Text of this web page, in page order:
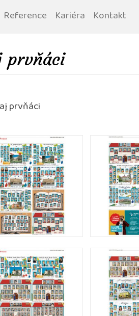
Reference Kariéra Kontakt
prvňáci
prvňáci